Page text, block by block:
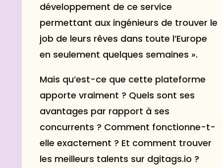
développement de ce service
permettant aux ingénieurs de trouver le
job de leurs rêves dans toute l’Europe
en seulement quelques semaines ».
Mais qu’est-ce que cette plateforme
apporte vraiment ? Quels sont ses
avantages par rapport à ses
concurrents ? Comment fonctionne-t-
elle exactement ? Et comment trouver
les meilleurs talents sur dgitags.io ?